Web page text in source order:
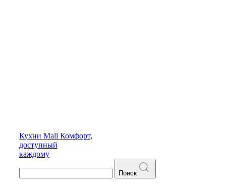
Кухни Mall Комфорт,
доступный
каждому
Поиск